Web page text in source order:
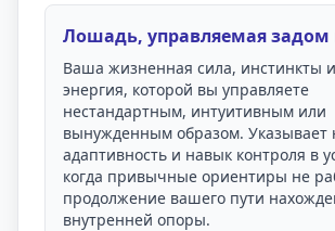
Лошадь, управляемая задом
Ваша жизненная сила, инстинкты
энергия, которой вы управляете
нестандартным, интуитивным или
вынужденным образом. Указывает
адаптивность и навык контроля в
когда привычные ориентиры не
продолжение вашего пути
внутренней опоры.